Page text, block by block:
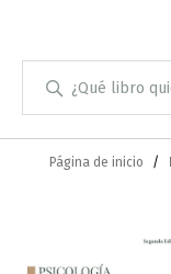
Administración
Antropología
Skip
Página de inicio
al